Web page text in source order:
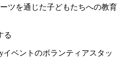
ツを通じた子どもたちへの教育
る
イベントのボランティアスタッ